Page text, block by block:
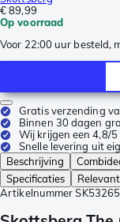
€ 89,99
Op voorraad
Voor 22:00 uur besteld,
Gratis verzending
Binnen 30 dagen
Wij krijgen een 4,8/
Snelle levering uit
Beschrijving
Specificaties
Artikelnummer